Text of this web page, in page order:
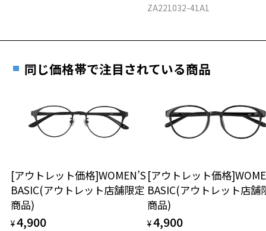
26.1g
※着脱式サングラス：デモレンズ、アタッチメント込みの重さ
タイプ
材質
フロント素材：アセテート
安心3 かかり具合調整無料
す。
もっと見る
お近くのZoff実店舗にて度数を測定いただけます（無料）。
その際は記入用紙をダウンロードしてお使いください。
ダウンロード
ZA221032-41A1
同じ価格帯で注目されている商品
[アウトレット価格]WOMEN’S
BASIC(アウトレット店舗限定
商品)
¥4,900
[アウトレット価格
BASIC(アウトレット店舗
商品)
¥4,900